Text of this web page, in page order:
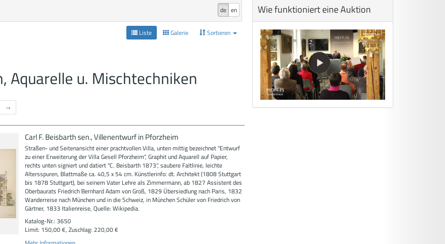
de en
Liste Galerie Sortieren
Aquarelle u. Mischtechniken
→
Carl F. Beisbarth sen., Villenentwurf in Pforzheim
Straßen- und Seitenansicht einer prachtvollen Villa, unten mittig bezeichnet "Entwurf
zu einer Erweiterung der Villa Gesell Pforzheim", Graphit und Aquarell auf Papier,
rechts unten signiert und datiert "C. Beisbarth 1873", saubere Faltlinie, leichte
Altersspuren, Blattmaße ca. 40,5 x 54 cm. Künstlerinfo: dt. Architekt (1808 Stuttgart
bis 1878 Stuttgart), bei seinem Vater Lehre als Zimmermann, ab 1827 Assistent des
Oberbaurats Friedrich Bernhard Adam von Groß, 1829 Übersiedlung nach Paris, 1832
Wanderreise nach München und in die Schweiz, in München Schüler von Friedrich von
Gärtner, 1833 Italienreise, Quelle: Wikipedia.
Katalog-Nr.: 3650
Limit: 150,00 €, Zuschlag: 220,00 €
Wie funktioniert eine Auktion